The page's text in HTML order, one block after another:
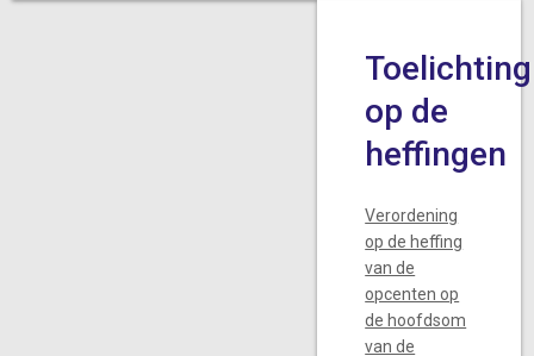
Toelichting
op de
heffingen
Verordening
op de heffing
van de
opcenten op
de hoofdsom
van de